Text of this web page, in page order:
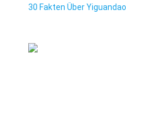
30 Fakten Über Yiguandao